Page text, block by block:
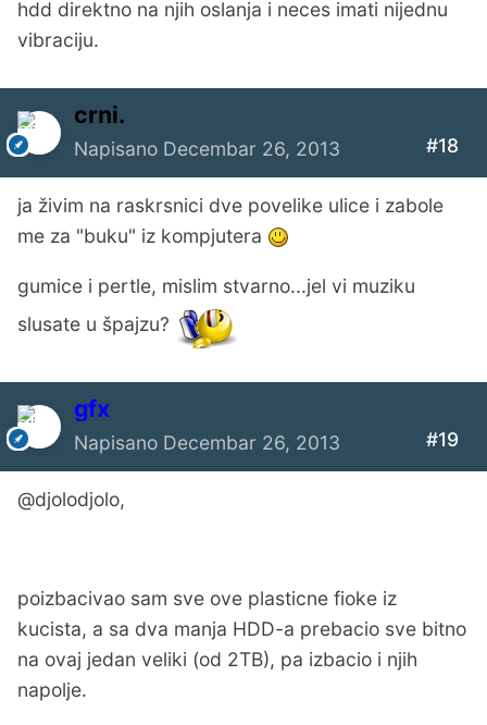
hdd direktno na njih oslanja i neces imati nijednu
vibraciju.
crni.
Napisano Decembar 26, 2013 #18
ja živim na raskrsnici dve povelike ulice i zabole
me za "buku" iz kompjutera
gumice i pertle, mislim stvarno...jel vi muziku
slusate u špajzu?
gfx
Napisano Decembar 26, 2013 #19
@djolodjolo,
poizbacivao sam sve ove plasticne fioke iz
kucista, a sa dva manja HDD-a prebacio sve bitno
na ovaj jedan veliki (od 2TB), pa izbacio i njih
napolje.